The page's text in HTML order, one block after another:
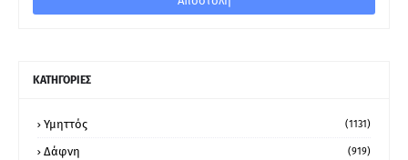
ΚΑΤΗΓΟΡΙΕΣ
Υμηττός (1131)
Δάφνη (919)